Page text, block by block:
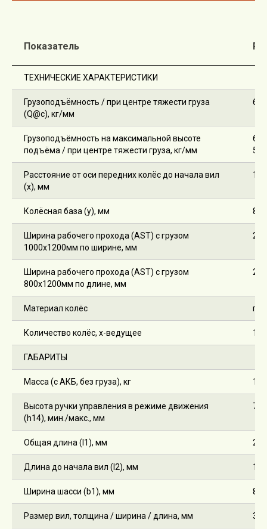
Показатель
ТЕХНИЧЕСКИЕ ХАРАКТЕРИСТИКИ
Грузоподъёмность / при центре тяжести груза
(Q@c), кг/мм
Грузоподъёмность на максимальной высоте
подъёма / при центре тяжести груза, кг/мм
Расстояние от оси передних колёс до начала вил
(x), мм
110
Колёсная база (y), мм 845
Ширина рабочего прохода (AST) с грузом
1000х1200мм по ширине, мм
Ширина рабочего прохода (AST) с грузом
800х1200мм по длине, мм
Материал колёс
Количество колёс, х-ведущее 1х
ГАБАРИТЫ
Масса (с АКБ, без груза), кг
Высота ручки управления в режиме движения
(h14), мин./макс., мм
Общая длина (l1), мм
Длина до начала вил (l2), мм
Ширина шасси (b1), мм 802
Размер вил, толщина / ширина / длина, мм 35